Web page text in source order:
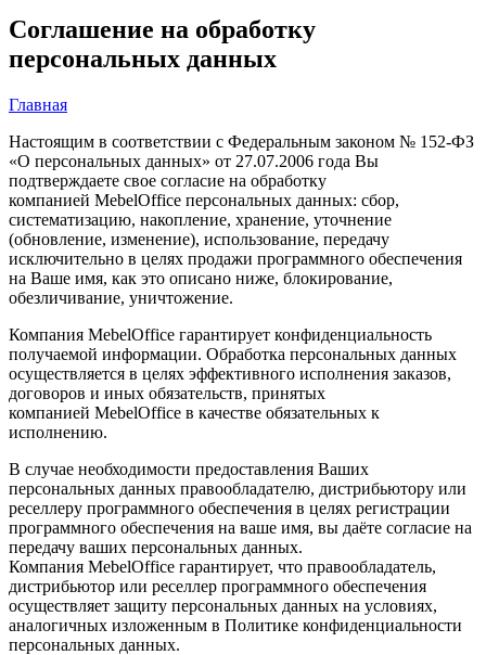
Соглашение на обработку
персональных данных
Главная
Настоящим в соответствии с Федеральным законом № 152-ФЗ
«О персональных данных» от 27.07.2006 года Вы
подтверждаете свое согласие на обработку
компанией MebelOffice персональных данных: сбор,
систематизацию, накопление, хранение, уточнение
(обновление, изменение), использование, передачу
исключительно в целях продажи программного обеспечения
на Ваше имя, как это описано ниже, блокирование,
обезличивание, уничтожение.
Компания MebelOffice гарантирует конфиденциальность
получаемой информации. Обработка персональных данных
осуществляется в целях эффективного исполнения заказов,
договоров и иных обязательств, принятых
компанией MebelOffice в качестве обязательных к
исполнению.
В случае необходимости предоставления Ваших
персональных данных правообладателю, дистрибьютору или
реселлеру программного обеспечения в целях регистрации
программного обеспечения на ваше имя, вы даёте согласие на
передачу ваших персональных данных.
Компания MebelOffice гарантирует, что правообладатель,
дистрибьютор или реселлер программного обеспечения
осуществляет защиту персональных данных на условиях,
аналогичных изложенным в Политике конфиденциальности
персональных данных.